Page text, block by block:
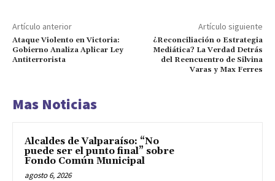
Artículo anterior
Ataque Violento en Victoria:
Gobierno Analiza Aplicar Ley
Antiterrorista
Artículo siguiente
¿Reconciliación o Estrategia
Mediática? La Verdad Detrás
del Reencuentro de Silvina
Varas y Max Ferres
Mas Noticias
Alcaldes de Valparaíso: “No
puede ser el punto final” sobre
Fondo Común Municipal
agosto 6, 2026